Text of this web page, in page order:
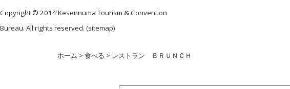
Copyright © 2014 Kesennuma Tourism & Convention
Bureau. All rights reserved. (sitemap)
ホーム > 食べる > レストラン ＢＲＵＮＣＨ